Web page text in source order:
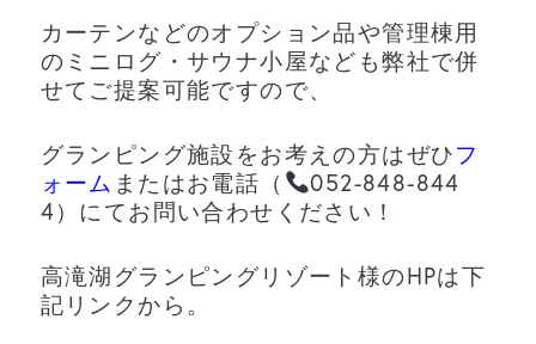
カーテンなどのオプション品や管理棟用
のミニログ・サウナ小屋なども弊社で併
せてご提案可能ですので、
グランピング施設をお考えの方はぜひフ
ォーム またはお電話（
052-848-844
4）にてお問い合わせください！
高滝湖グランピングリゾート様のHPは下
記リンクから。